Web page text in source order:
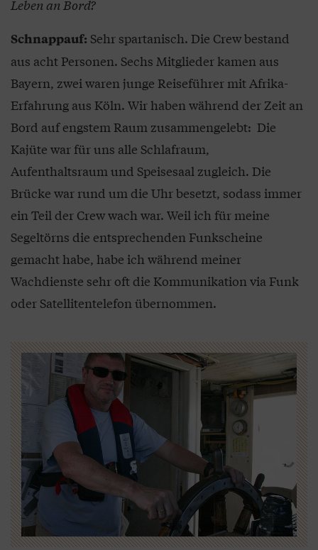
Leben an Bord?
Schnappauf: Sehr spartanisch. Die Crew bestand
aus acht Personen. Sechs Mitglieder kamen aus
Bayern, zwei waren junge Reiseführer mit Afrika-
Erfahrung aus Köln. Wir haben während der Zeit an
Bord auf engstem Raum zusammengelebt: Die
Kajüte war für uns alle Schlafraum,
Aufenthaltsraum und Speisesaal zugleich. Die
Brücke war rund um die Uhr besetzt, sodass immer
ein Teil der Crew wach war. Weil ich für meine
Segeltörns die entsprechenden Funkscheine
gemacht habe, habe ich während meiner
Wachdienste sehr oft die Kommunikation via Funk
oder Satellitentelefon übernommen.